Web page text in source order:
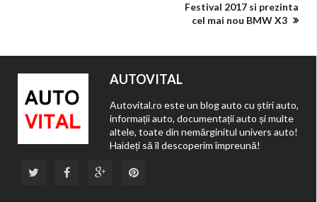
Festival 2017 si prezinta
cel mai nou BMW X3
AUTOVITAL
Autovital.ro este un blog auto cu știri auto,
informații auto, documentații auto și multe
altele, toate din nemărginitul univers auto!
Haideți să îl descoperim împreună!